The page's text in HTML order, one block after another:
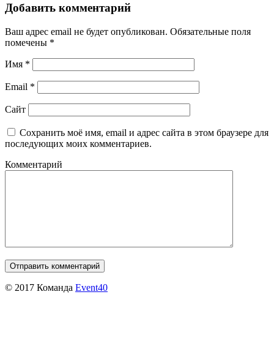
Добавить комментарий
Ваш адрес email не будет опубликован. Обязательные поля
помечены *
Имя *
Email *
Сайт
Сохранить моё имя, email и адрес сайта в этом браузере для
последующих моих комментариев.
Комментарий
© 2017 Команда Event40